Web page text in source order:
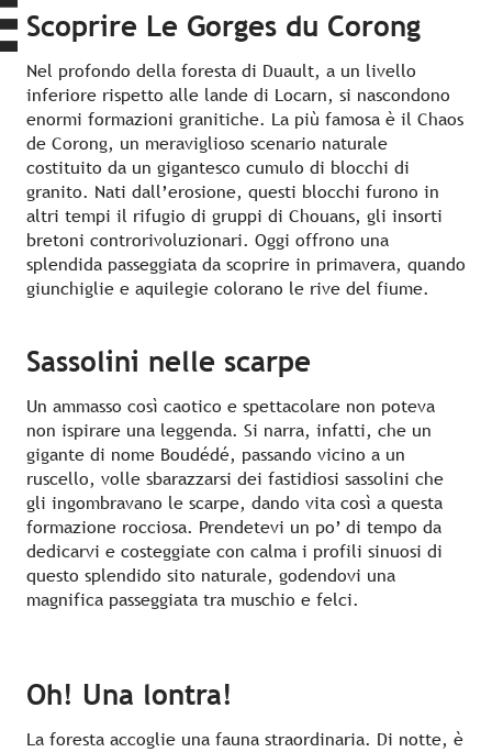
Scoprire Le Gorges du Corong
Nel profondo della foresta di Duault, a un livello
inferiore rispetto alle lande di Locarn, si nascondono
enormi formazioni granitiche. La più famosa è il Chaos
de Corong, un meraviglioso scenario naturale
costituito da un gigantesco cumulo di blocchi di
granito. Nati dall’erosione, questi blocchi furono in
altri tempi il rifugio di gruppi di Chouans, gli insorti
bretoni controrivoluzionari. Oggi offrono una
splendida passeggiata da scoprire in primavera, quando
giunchiglie e aquilegie colorano le rive del fiume.
Sassolini nelle scarpe
Un ammasso così caotico e spettacolare non poteva
non ispirare una leggenda. Si narra, infatti, che un
gigante di nome Boudédé, passando vicino a un
ruscello, volle sbarazzarsi dei fastidiosi sassolini che
gli ingombravano le scarpe, dando vita così a questa
formazione rocciosa. Prendetevi un po’ di tempo da
dedicarvi e costeggiate con calma i profili sinuosi di
questo splendido sito naturale, godendovi una
magnifica passeggiata tra muschio e felci.
Oh! Una lontra!
La foresta accoglie una fauna straordinaria. Di notte, è